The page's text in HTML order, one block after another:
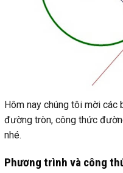
Hôm nay chúng tôi mời các
đường tròn, công thức
nhé.
Phương trình và công